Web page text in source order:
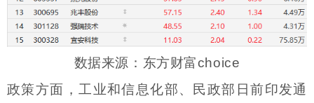
数据来源：东方财富choice
政策方面，工业和信息化部、民政部日前印发通